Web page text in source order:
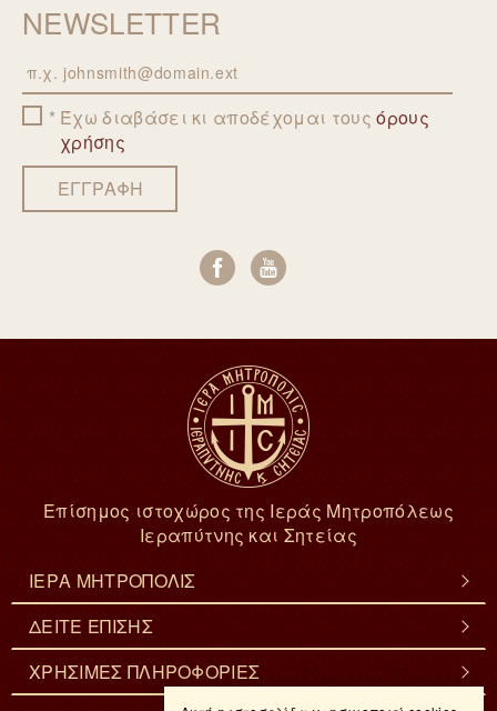
NEWSLETTER
EmailΈχω διαβάσει κι αποδέχομαι τουςόρους
χρήσης
ΕΓΓΡΑΦΗ
Επίσημος ιστοχώρος της Ιεράς Μητροπόλεως
Ιεραπύτνης και Σητείας
ΙΕΡΑ ΜΗΤΡΟΠΟΛΙΣ
ΔΕΙΤΕ ΕΠΙΣΗΣ
ΧΡΗΣΙΜΕΣ ΠΛΗΡΟΦΟΡΙΕΣ